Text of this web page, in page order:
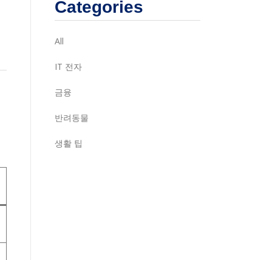
Categories
All
IT 전자
금융
반려동물
생활 팁